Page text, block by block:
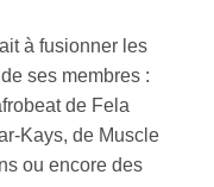
à fusionner les
ses membres :
de Fela
Kays, de Muscle
ou encore des